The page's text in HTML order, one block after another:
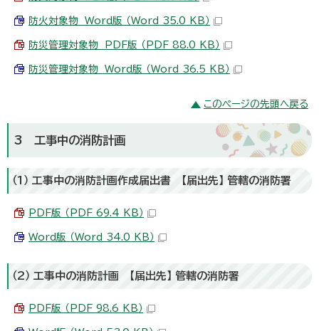
防火対象物 Word版 （Word 35.0 KB）
防災管理対象物 PDF版 （PDF 88.0 KB）
防災管理対象物 Word版 （Word 36.5 KB）
このページの先頭へ戻る
3 工事中の消防計画
（1） 工事中の消防計画作成届出書 【届出先】 管轄の消防署
PDF版 （PDF 69.4 KB）
Word版 （Word 34.0 KB）
（2） 工事中の消防計画 【届出先】 管轄の消防署
PDF版 （PDF 98.6 KB）